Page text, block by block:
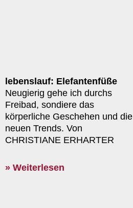
lebenslauf: Elefantenfüße
Neugierig gehe ich durchs
Freibad, sondiere das
körperliche Geschehen und die
neuen Trends. Von
CHRISTIANE ERHARTER
» Weiterlesen